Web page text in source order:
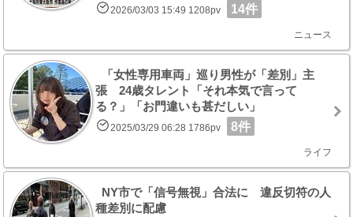
2026/03/03 15:49 1208pv 14件
ニュース
「女性専用車両」巡り男性が「差別」主
張 24歳タレント「それ本気で言って
る？」「お門違いも甚だしい」
2025/03/29 06:28 1786pv 8件
ライフ
NY市で「信号無視」合法に 違反切符の人
種差別に配慮